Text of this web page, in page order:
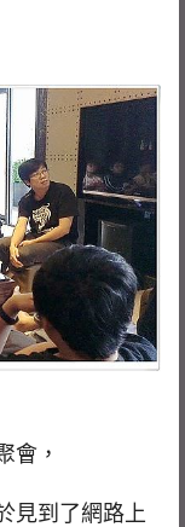
會，
見到了網路上